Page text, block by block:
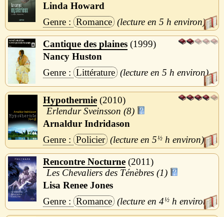
Linda Howard
Romance
5 h
Cantique des plaines 1999
Nancy Huston
Littérature
5 h
Hypothermie 2010
Erlendur Sveinsson (8)
Arnaldur Indridason
Policier
5½ h
Rencontre Nocturne 2011
Les Chevaliers des Ténèbres (1)
Lisa Renee Jones
Romance
4½ h